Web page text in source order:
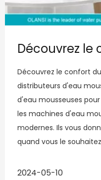
Découvrez le confort
distributeurs d'eau
d'eau mousseuses
les machines d'eau
modernes. Ils vous
quand vous le
2024-05-10